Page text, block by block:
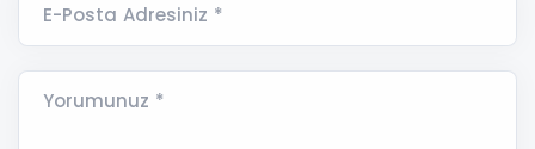
E-Posta Adresiniz *
Yorumunuz *